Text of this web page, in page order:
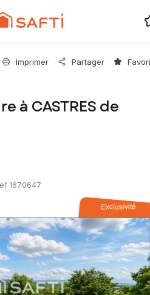
Imprimer Partager
à CASTRES de
1670647
Exclusivité